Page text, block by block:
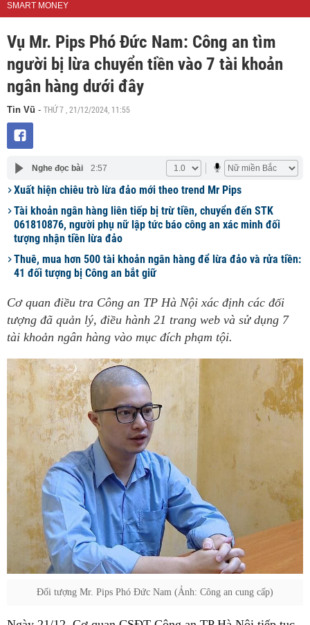
SMART MONEY
Vụ Mr. Pips Phó Đức Nam: Công an tìm
người bị lừa chuyển tiền vào 7 tài khoản
ngân hàng dưới đây
Tin Vũ - THỨ 7 , 21/12/2024, 11:55
Nghe đọc bài 2:57
Xuất hiện chiêu trò lừa đảo mới theo trend Mr Pips
Tài khoản ngân hàng liên tiếp bị trừ tiền, chuyển đến STK
061810876, người phụ nữ lập tức báo công an xác minh đối
tượng nhận tiền lừa đảo
Thuê, mua hơn 500 tài khoản ngân hàng để lừa đảo và rửa tiền:
41 đối tượng bị Công an bắt giữ
Cơ quan điều tra Công an TP Hà Nội xác định các đối
tượng đã quản lý, điều hành 21 trang web và sử dụng 7
tài khoản ngân hàng vào mục đích phạm tội.
Đối tượng Mr. Pips Phó Đức Nam (Ảnh: Công an cung cấp)